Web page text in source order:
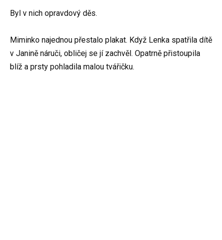
Byl v nich opravdový děs.
Miminko najednou přestalo plakat. Když Lenka spatřila dítě
v Janině náruči, obličej se jí zachvěl. Opatrně přistoupila
blíž a prsty pohladila malou tvářičku.